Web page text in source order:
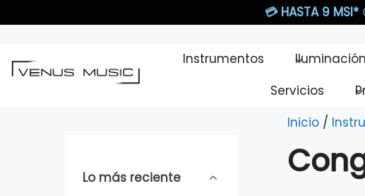
al
💳 HASTA 9 MSI*
Instrumentos Iluminación
Servicios
Inicio /
Lo más reciente